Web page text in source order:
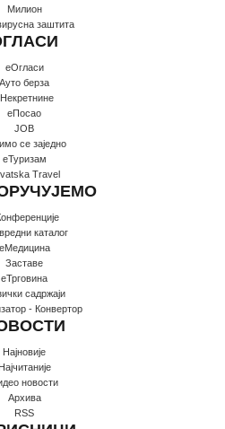
Милион
заштита
еОгласи
Ауто берза
еПосао
JOB
се заједно
еТуризам
Travel
каталог
еМедицина
Заставе
еТрговина
садржаји
- Конвертор
Најновије
Најчитаније
новости
Архива
RSS